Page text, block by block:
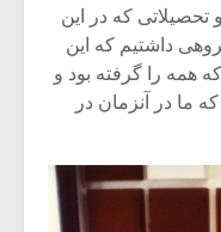
که در این
داشتیم که این
همه را گرفته بود و
ما در آنزمان در